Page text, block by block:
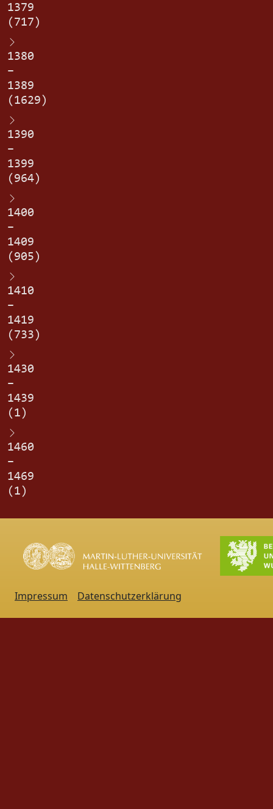
1379
(717)
1380
–
1389
(1629)
1390
–
1399
(964)
1400
–
1409
(905)
1410
–
1419
(733)
1430
–
1439
(1)
1460
–
1469
(1)
Impressum Datenschutzerklärung